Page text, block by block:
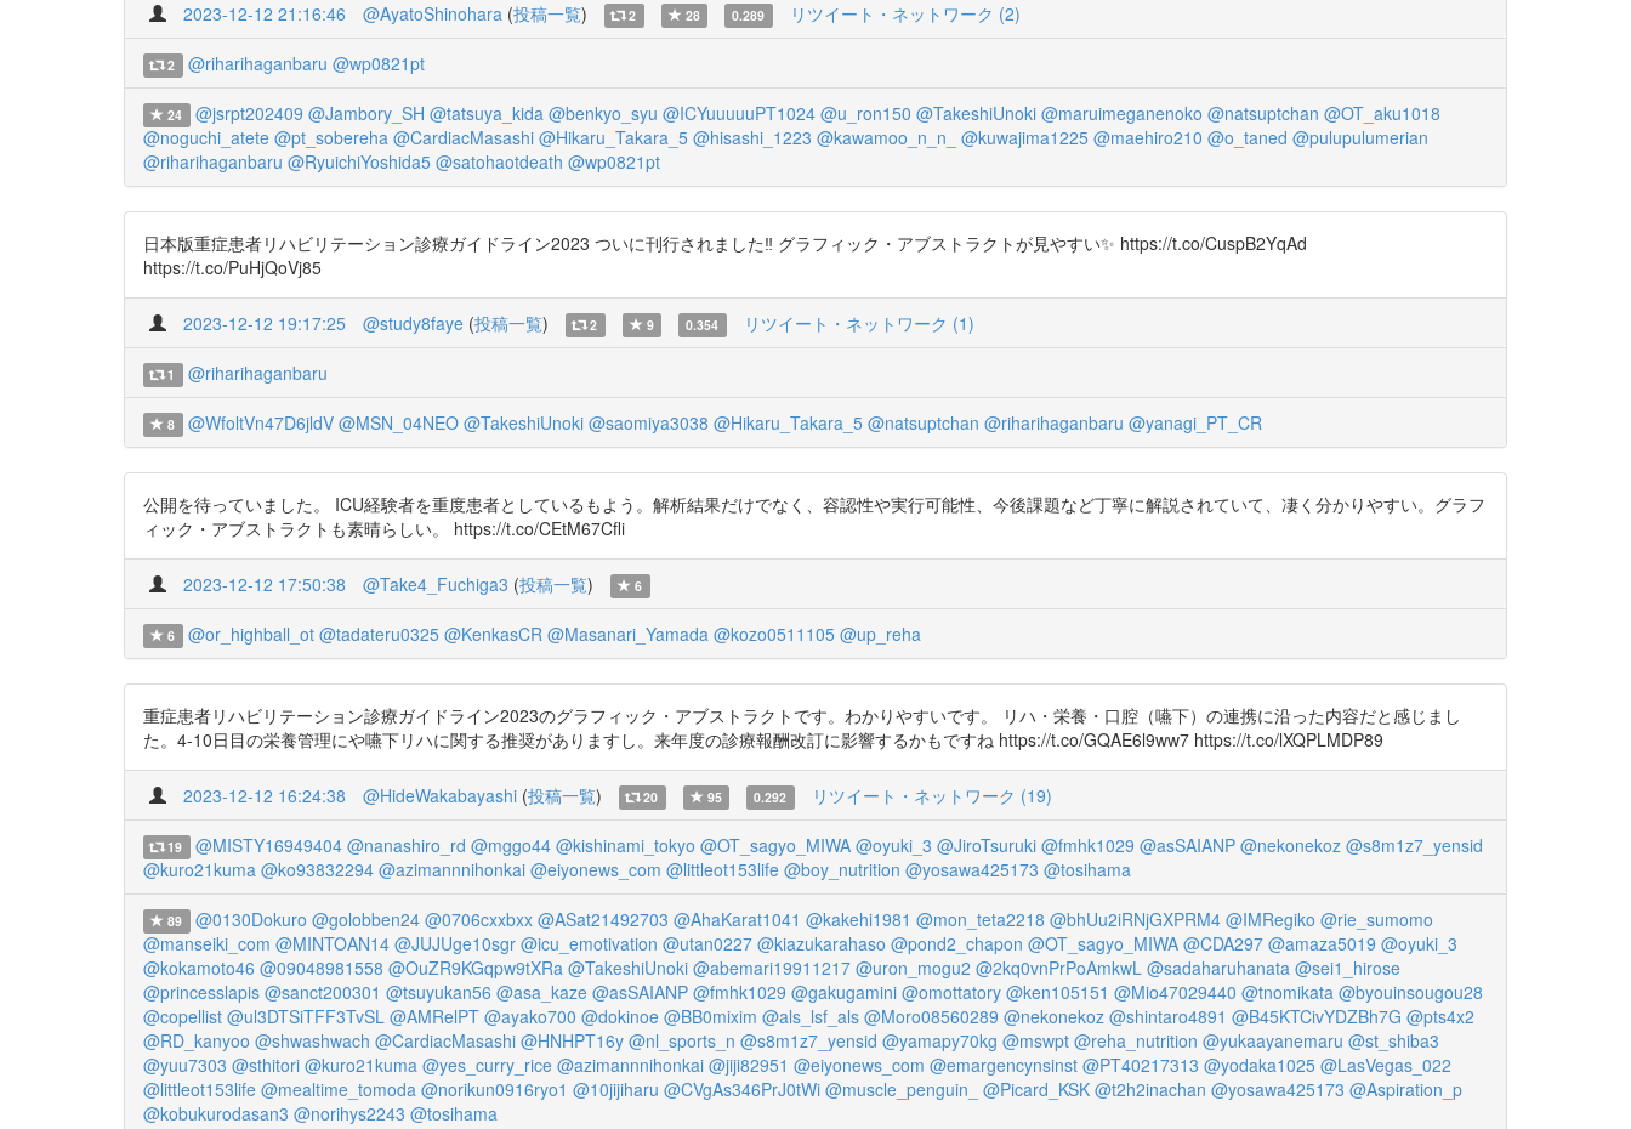
2023-12-12 21:16:46 @AyatoShinohara (投稿一覧) 2 28 0.289 リツイート・ネットワーク (2)
2 @riharihaganbaru @wp0821pt
24 @jsrpt202409 @Jambory_SH @tatsuya_kida @benkyo_syu @ICYuuuuuPT1024 @u_ron150 @TakeshiUnoki @maruimeganenoko @natsuptchan @OT_aku1018
@noguchi_atete @pt_sobereha @CardiacMasashi @Hikaru_Takara_5 @hisashi_1223 @kawamoo_n_n_ @kuwajima1225 @maehiro210 @o_taned @pulupulumerian
@riharihaganbaru @RyuichiYoshida5 @satohaotdeath @wp0821pt
日本版重症患者リハビリテーション診療ガイドライン2023 ついに刊行されました‼️ グラフィック・アブストラクトが見やすい✨ https://t.co/CuspB2YqAd
https://t.co/PuHjQoVj85
2023-12-12 19:17:25 @study8faye (投稿一覧) 2 9 0.354 リツイート・ネットワーク (1)
1 @riharihaganbaru
8 @WfoltVn47D6jldV @MSN_04NEO @TakeshiUnoki @saomiya3038 @Hikaru_Takara_5 @natsuptchan @riharihaganbaru @yanagi_PT_CR
公開を待っていました。 ICU経験者を重度患者としているもよう。解析結果だけでなく、容認性や実行可能性、今後課題など丁寧に解説されていて、凄く分かりやすい。グラフ
ィック・アブストラクトも素晴らしい。 https://t.co/CEtM67Cfli
2023-12-12 17:50:38 @Take4_Fuchiga3 (投稿一覧) 6
6 @or_highball_ot @tadateru0325 @KenkasCR @Masanari_Yamada @kozo0511105 @up_reha
重症患者リハビリテーション診療ガイドライン2023のグラフィック・アブストラクトです。わかりやすいです。 リハ・栄養・口腔（嚥下）の連携に沿った内容だと感じまし
た。4-10日目の栄養管理にや嚥下リハに関する推奨がありますし。来年度の診療報酬改訂に影響するかもですね https://t.co/GQAE6l9ww7 https://t.co/lXQPLMDP89
2023-12-12 16:24:38 @HideWakabayashi (投稿一覧) 20 95 0.292 リツイート・ネットワーク (19)
19 @MISTY16949404 @nanashiro_rd @mggo44 @kishinami_tokyo @OT_sagyo_MIWA @oyuki_3 @JiroTsuruki @fmhk1029 @asSAIANP @nekonekoz @s8m1z7_yensid
@kuro21kuma @ko93832294 @azimannnihonkai @eiyonews_com @littleot153life @boy_nutrition @yosawa425173 @tosihama
89 @0130Dokuro @golobben24 @0706cxxbxx @ASat21492703 @AhaKarat1041 @kakehi1981 @mon_teta2218 @bhUu2iRNjGXPRM4 @IMRegiko @rie_sumomo
@manseiki_com @MINTOAN14 @JUJUge10sgr @icu_emotivation @utan0227 @kiazukarahaso @pond2_chapon @OT_sagyo_MIWA @CDA297 @amaza5019 @oyuki_3
@kokamoto46 @09048981558 @OuZR9KGqpw9tXRa @TakeshiUnoki @abemari19911217 @uron_mogu2 @2kq0vnPrPoAmkwL @sadaharuhanata @sei1_hirose
@princesslapis @sanct200301 @tsuyukan56 @asa_kaze @asSAIANP @fmhk1029 @gakugamini @omottatory @ken105151 @Mio47029440 @tnomikata @byouinsougou28
@copellist @ul3DTSiTFF3TvSL @AMRelPT @ayako700 @dokinoe @BB0mixim @als_lsf_als @Moro08560289 @nekonekoz @shintaro4891 @B45KTCivYDZBh7G @pts4x2
@RD_kanyoo @shwashwach @CardiacMasashi @HNHPT16y @nl_sports_n @s8m1z7_yensid @yamapy70kg @mswpt @reha_nutrition @yukaayanemaru @st_shiba3
@yuu7303 @sthitori @kuro21kuma @yes_curry_rice @azimannnihonkai @jiji82951 @eiyonews_com @emargencynsinst @PT40217313 @yodaka1025 @LasVegas_022
@littleot153life @mealtime_tomoda @norikun0916ryo1 @10jijiharu @CVgAs346PrJ0tWi @muscle_penguin_ @Picard_KSK @t2h2inachan @yosawa425173 @Aspiration_p
@kobukurodasan3 @norihys2243 @tosihama